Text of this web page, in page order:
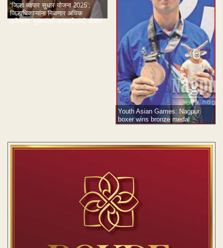
‘जिल्हा व्यापार सुधार योजना 2025’;
जिल्हाधिकाऱ्यांना मिळणार अधिक
अधिकार, मुख्यमंत्री फडणवीसांची घोषणा
Youth Asian Games: Nagpur
boxer wins bronze medal